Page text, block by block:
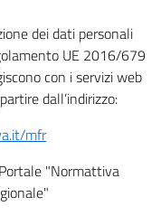
dei dati personali
UE 2016/679
con i servizi web
dall’indirizzo:
mfr
"Normattiva